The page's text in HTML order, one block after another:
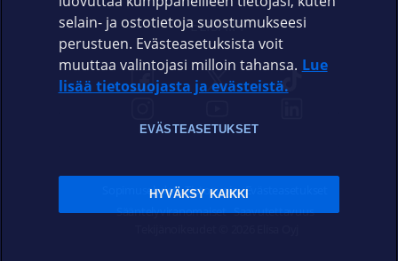
ELISA.FI
Sopimusehdot Tietosuoja Evästeasetukset
Sääntelyviranomaiset Saavutettavuus
selain- ja ostotietoja suostumukseesi
perustuen. Evästeasetuksista voit
muuttaa valintojasi milloin tahansa. Lue
lisää tietosuojasta ja evästeistä.
EVÄSTEASETUKSET
HYVÄKSY KAIKKI